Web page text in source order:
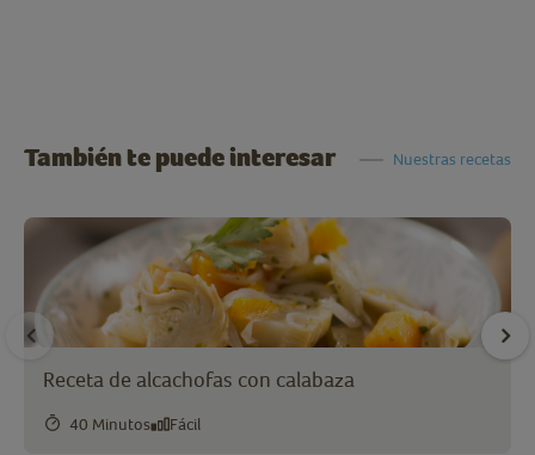
También te puede interesar Nuestras recetas
Receta de alcachofas con calabaza
40 Minutos Fácil